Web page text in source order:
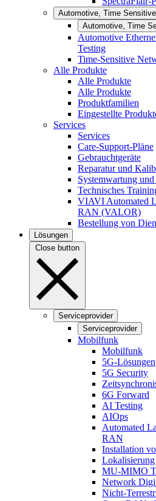
Automotive, Time
Automotive, Time
Automotive
Testing
Time-Sensitive
Alle Produkte
Alle Produkte
Alle Produkte
Produktfamilien
Eingestellte
Services
Services
Care-Support-Pläne
Gebrauchtgeräte
Reparatur und
Systemwartung
Technisches
VIAVI Automated
RAN (VALOR)
Bestellung von
Lösungen
Close button
Serviceprovider
Serviceprovider
Mobilfunk
Mobilfunk
5G-Lösungen
5G Security
6G Forward
AI Testing
AIOps
Automated
RAN
Installation
MU-MIMO
Network
Nicht-